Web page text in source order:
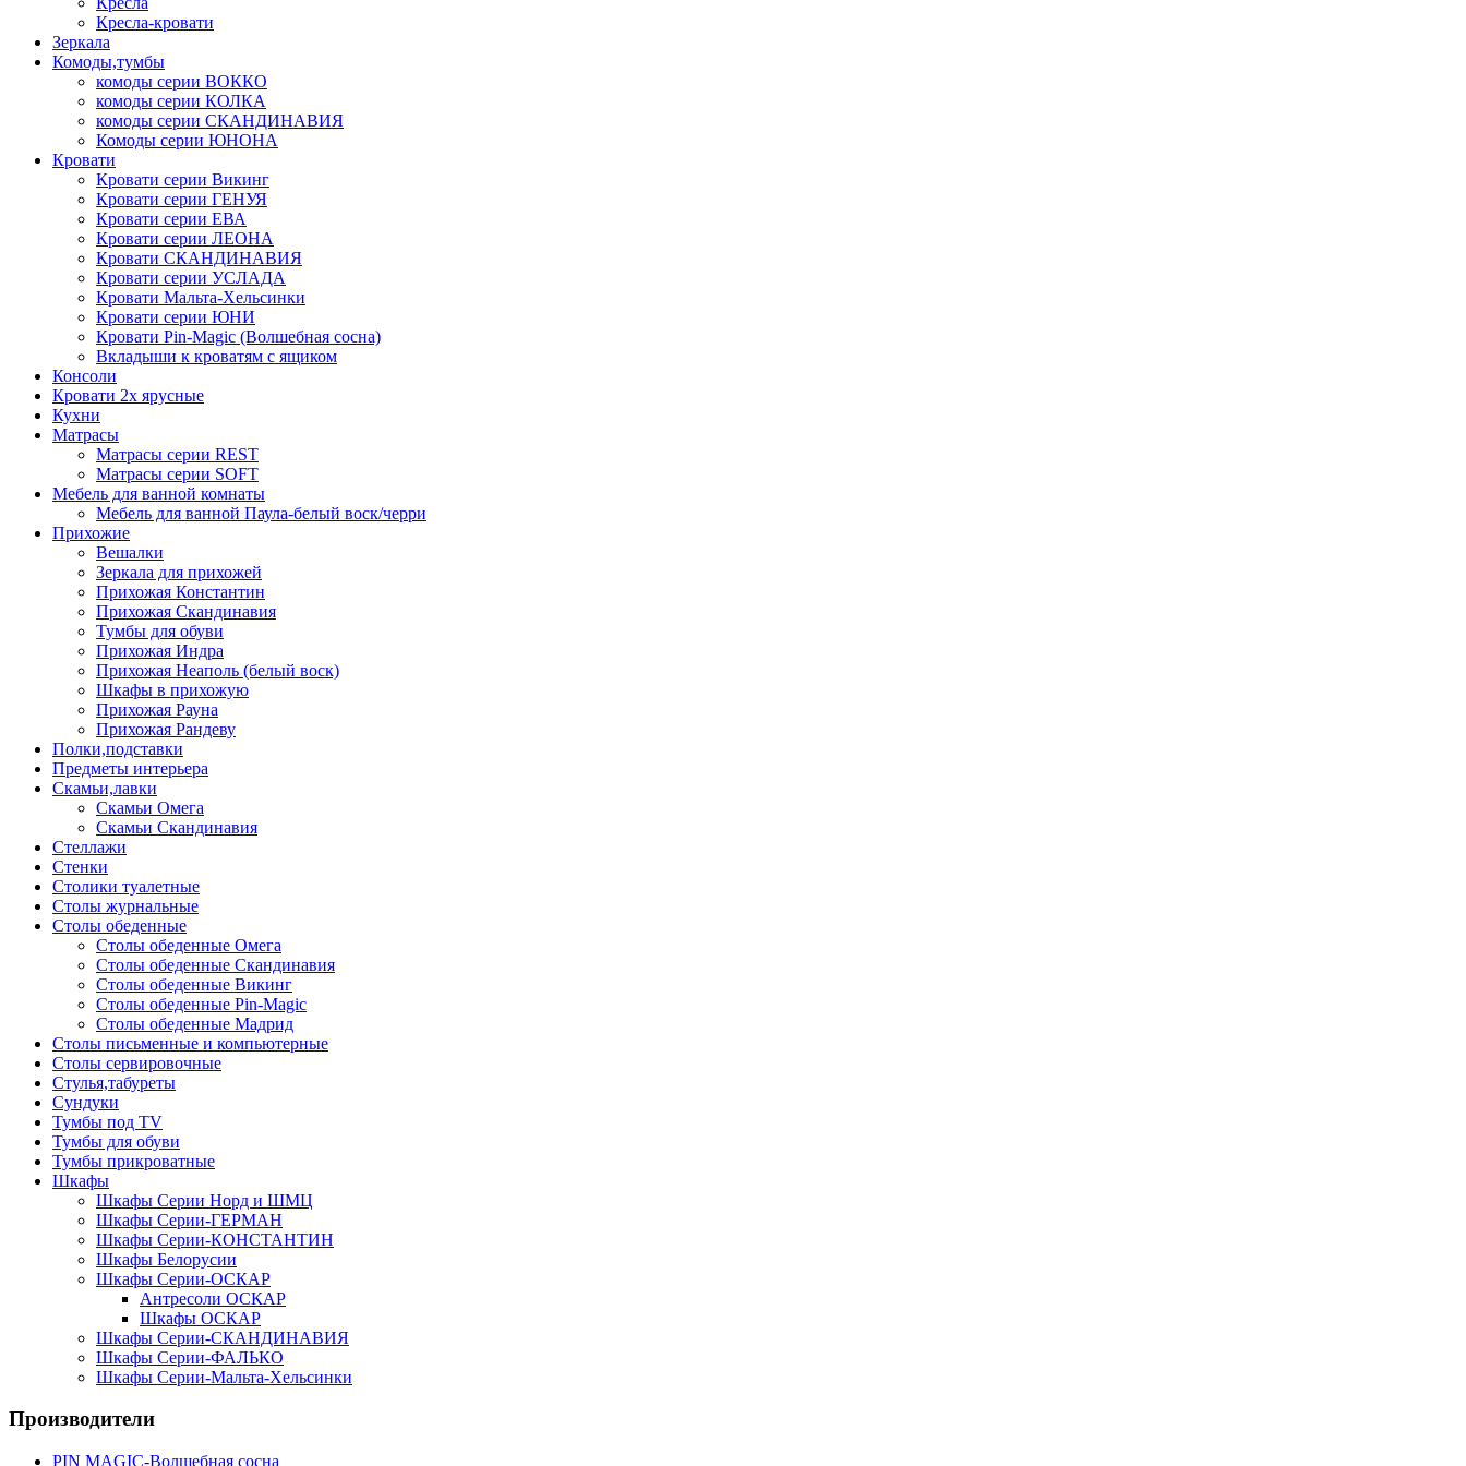
Кресла-кровати
Зеркала
Комоды,тумбы
комоды серии ВОККО
комоды серии КОЛКА
комоды серии СКАНДИНАВИЯ
Комоды серии ЮНОНА
Кровати
Кровати серии Викинг
Кровати серии ГЕНУЯ
Кровати серии ЕВА
Кровати серии ЛЕОНА
Кровати СКАНДИНАВИЯ
Кровати серии УСЛАДА
Кровати Мальта-Хельсинки
Кровати серии ЮНИ
Кровати Pin-Magic (Волшебная сосна)
Вкладыши к кроватям с ящиком
Консоли
Кровати 2х ярусные
Кухни
Матрасы
Матрасы серии REST
Матрасы серии SOFT
Мебель для ванной комнаты
Мебель для ванной Паула-белый воск/черри
Прихожие
Вешалки
Зеркала для прихожей
Прихожая Константин
Прихожая Скандинавия
Тумбы для обуви
Прихожая Индра
Прихожая Неаполь (белый воск)
Шкафы в прихожую
Прихожая Рауна
Прихожая Рандеву
Полки,подставки
Предметы интерьера
Скамьи,лавки
Скамьи Омега
Скамьи Скандинавия
Стеллажи
Стенки
Столики туалетные
Столы журнальные
Столы обеденные
Столы обеденные Омега
Столы обеденные Скандинавия
Столы обеденные Викинг
Столы обеденные Pin-Magic
Столы обеденные Мадрид
Столы письменные и компьютерные
Столы сервировочные
Стулья,табуреты
Сундуки
Тумбы под TV
Тумбы для обуви
Тумбы прикроватные
Шкафы
Шкафы Серии Норд и ШМЦ
Шкафы Серии-ГЕРМАН
Шкафы Серии-КОНСТАНТИН
Шкафы Белорусии
Шкафы Серии-ОСКАР
Антресоли ОСКАР
Шкафы ОСКАР
Шкафы Серии-СКАНДИНАВИЯ
Шкафы Серии-ФАЛЬКО
Шкафы Серии-Мальта-Хельсинки
Производители
PIN MAGIС-Волшебная сосна